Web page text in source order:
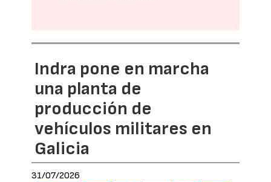
Indra pone en marcha
una planta de
producción de
vehículos militares en
Galicia
31/07/2026